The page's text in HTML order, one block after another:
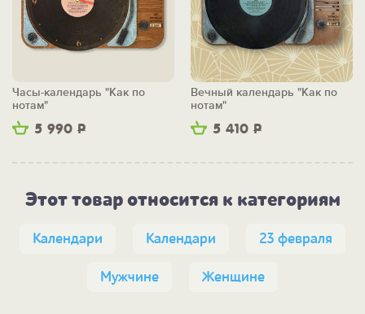
5 990 Р
Часы-календарь "Как по
нотам"
5 410 Р
Вечный календарь "Как по
нотам"
Этот товар относится к категориям
Календари Календари 23 февраля
Мужчине Женщине